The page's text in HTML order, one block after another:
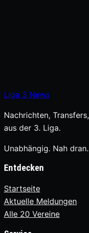
Liga 3 News
Nachrichten,
aus der 3. Liga.
Unabhängig. Nah
Entdecken
Startseite
Aktuelle Meldungen
Alle 20 Vereine